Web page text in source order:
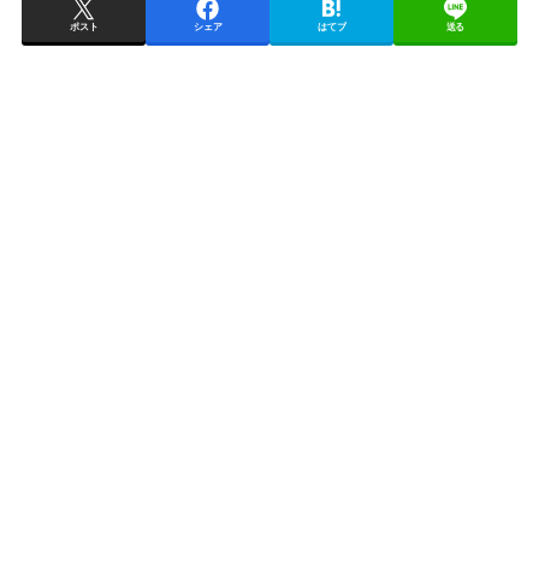
ポスト シェア はてブ 送る